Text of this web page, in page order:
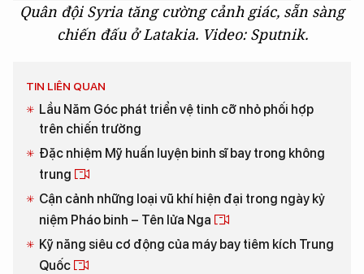
Quân đội Syria tăng cường cảnh giác, sẵn sàng
chiến đấu ở Latakia. Video: Sputnik.
TIN LIÊN QUAN
Lầu Năm Góc phát triển vệ tinh cỡ nhỏ phối hợp
trên chiến trường
Đặc nhiệm Mỹ huấn luyện binh sĩ bay trong không
trung
Cận cảnh những loại vũ khí hiện đại trong ngày kỷ
niệm Pháo binh – Tên lửa Nga
Kỹ năng siêu cơ động của máy bay tiêm kích Trung
Quốc